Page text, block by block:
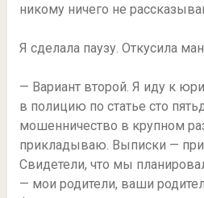
никому ничего не
Я сделала паузу. Откусила
— Вариант второй. Я иду к
в полицию по статье сто
мошенничество в крупном
прикладываю. Выписки —
Свидетели, что мы
— мои родители, ваши